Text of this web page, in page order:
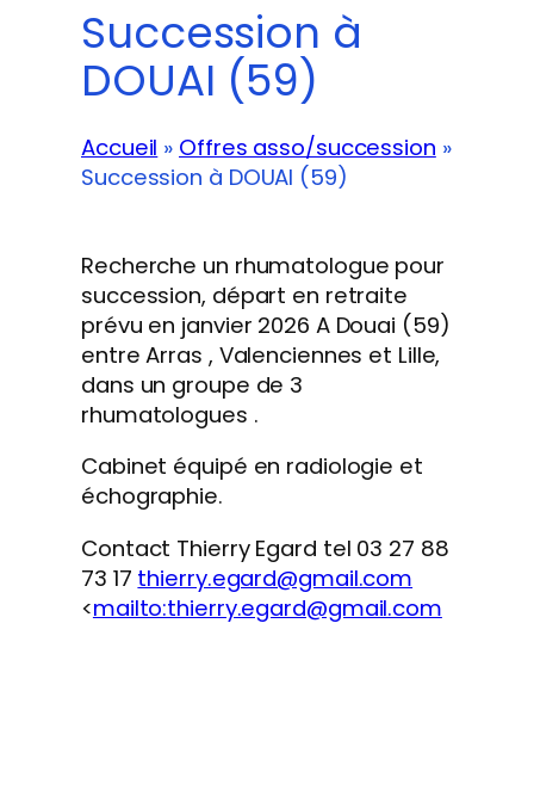
Succession à
DOUAI (59)
Accueil » Offres asso/succession »
Succession à DOUAI (59)
Recherche un rhumatologue pour
succession, départ en retraite
prévu en janvier 2026 A Douai (59)
entre Arras , Valenciennes et Lille,
dans un groupe de 3
rhumatologues .
Cabinet équipé en radiologie et
échographie.
Contact Thierry Egard tel 03 27 88
73 17 thierry.egard@gmail.com
<mailto:thierry.egard@gmail.com